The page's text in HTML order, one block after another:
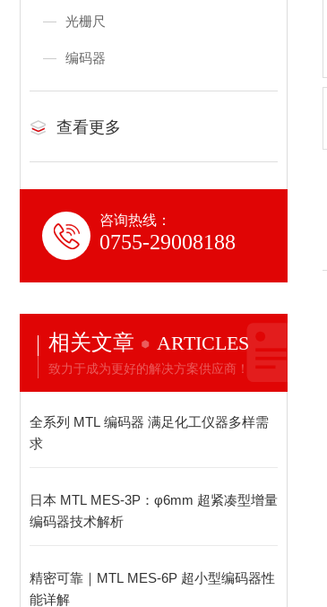
光栅尺
编码器
查看更多
咨询热线：
0755-29008188
相关文章 ARTICLES
致力于成为更好的解决方案供应商！
全系列 MTL 编码器 满足化工仪器多样需
求
日本 MTL MES-3P：φ6mm 超紧凑型增量
编码器技术解析
精密可靠｜MTL MES‑6P 超小型编码器性
能详解